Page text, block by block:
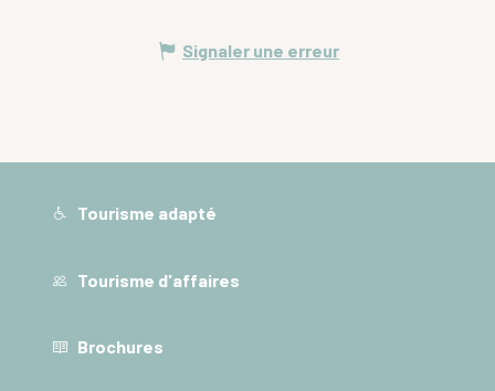
Signaler une erreur
Tourisme adapté
Tourisme d'affaires
Brochures